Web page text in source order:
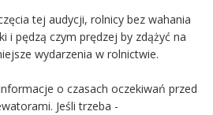
tej audycji, rolnicy bez wahania
i pędzą czym prędzej by zdążyć na
wydarzenia w rolnictwie.
o czasach oczekiwań przed
Jeśli trzeba -